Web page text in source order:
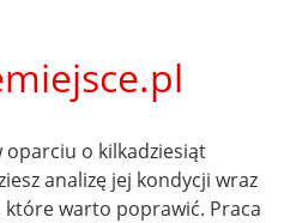
o kilkadziesiąt
analizę jej kondycji wraz
warto poprawić. Praca